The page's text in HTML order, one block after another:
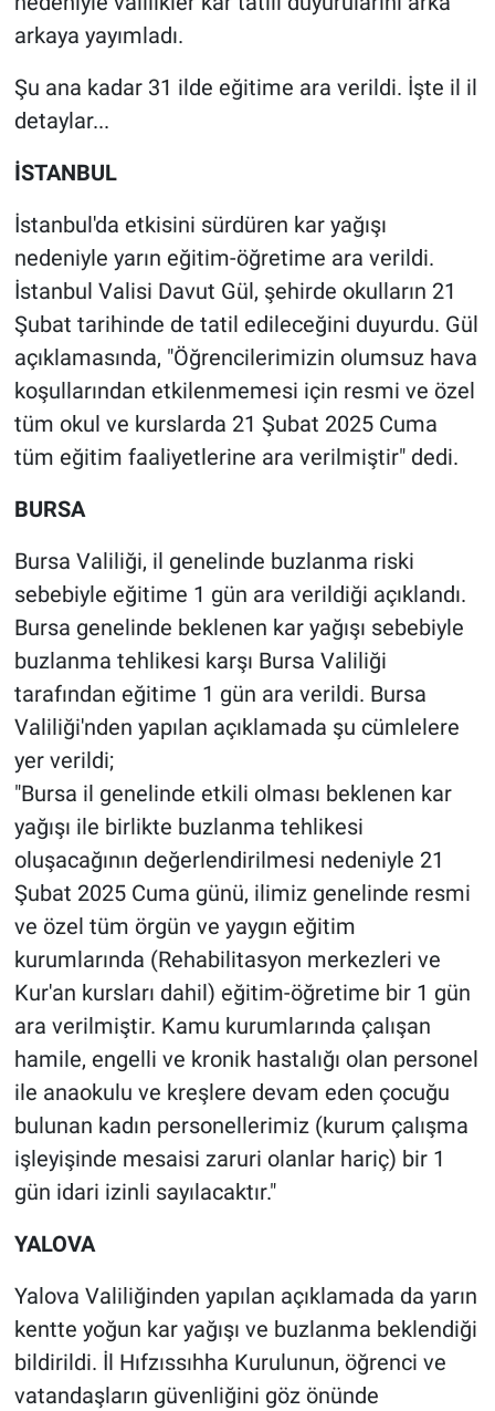
arkaya yayımladı.
Şu ana kadar 31 ilde eğitime ara verildi. İşte il il
detaylar...
İSTANBUL
İstanbul'da etkisini sürdüren kar yağışı
nedeniyle yarın eğitim-öğretime ara verildi.
İstanbul Valisi Davut Gül, şehirde okulların 21
Şubat tarihinde de tatil edileceğini duyurdu. Gül
açıklamasında, "Öğrencilerimizin olumsuz hava
koşullarından etkilenmemesi için resmi ve özel
tüm okul ve kurslarda 21 Şubat 2025 Cuma
tüm eğitim faaliyetlerine ara verilmiştir" dedi.
BURSA
Bursa Valiliği, il genelinde buzlanma riski
sebebiyle eğitime 1 gün ara verildiği açıklandı.
Bursa genelinde beklenen kar yağışı sebebiyle
buzlanma tehlikesi karşı Bursa Valiliği
tarafından eğitime 1 gün ara verildi. Bursa
Valiliği'nden yapılan açıklamada şu cümlelere
yer verildi;
"Bursa il genelinde etkili olması beklenen kar
yağışı ile birlikte buzlanma tehlikesi
oluşacağının değerlendirilmesi nedeniyle 21
Şubat 2025 Cuma günü, ilimiz genelinde resmi
ve özel tüm örgün ve yaygın eğitim
kurumlarında (Rehabilitasyon merkezleri ve
Kur'an kursları dahil) eğitim-öğretime bir 1 gün
ara verilmiştir. Kamu kurumlarında çalışan
hamile, engelli ve kronik hastalığı olan personel
ile anaokulu ve kreşlere devam eden çocuğu
bulunan kadın personellerimiz (kurum çalışma
işleyişinde mesaisi zaruri olanlar hariç) bir 1
gün idari izinli sayılacaktır."
YALOVA
Yalova Valiliğinden yapılan açıklamada da yarın
kentte yoğun kar yağışı ve buzlanma beklendiği
bildirildi. İl Hıfzıssıhha Kurulunun, öğrenci ve
vatandaşların güvenliğini göz önünde
Gündem Özel
Günün görüntüsü
Haber
İlan
Kimdir
Koronavirüs
Kültür Sanat
Ne demişti
Nedir
Popüler
Programlar
Sağlık
Spor
Teknoloji
Türkiye'nin Geleceği
Türkiye'nin Gündemi
Yerel Gündem
Yerel Yaşam
Canlı Yayın